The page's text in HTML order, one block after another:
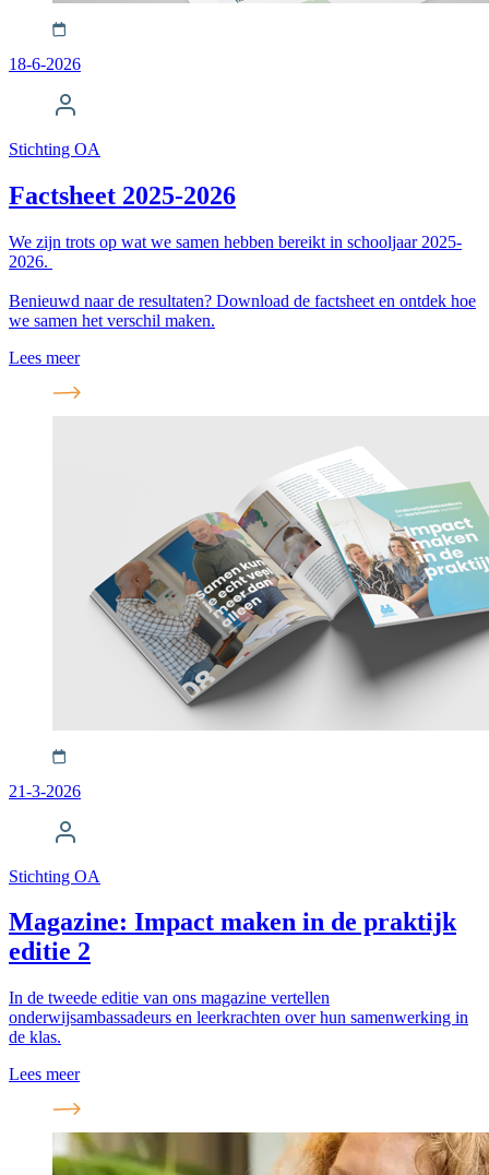
18-6-2026
Stichting OA
Factsheet 2025-2026
We zijn trots op wat we samen hebben bereikt in schooljaar 2025-
2026.
Benieuwd naar de resultaten? Download de factsheet en ontdek hoe
we samen het verschil maken.
Lees meer
21-3-2026
Stichting OA
Magazine: Impact maken in de praktijk
editie 2
In de tweede editie van ons magazine vertellen
onderwijsambassadeurs en leerkrachten over hun samenwerking in
de klas.
Lees meer